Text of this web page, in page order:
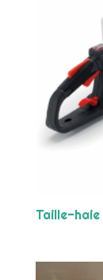
Taille-haie